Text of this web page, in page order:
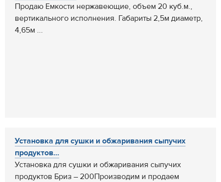
Продаю Емкости нержавеющие, объем 20 куб.м.,
вертикального исполнения. Габариты 2,5м диаметр,
4,65м ...
Установка для сушки и обжаривания сыпучих
продуктов...
Установка для сушки и обжаривания сыпучих
продуктов Бриз – 200Производим и продаем